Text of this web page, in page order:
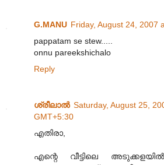
G.MANU Friday, August 24, 2007
pappatam se stew.....
onnu pareekshichalo
Reply
ശ്രീലാല്‍ Saturday, August 25,
GMT+5:30
എതിരാ,
എന്റെ വീട്ടിലെ